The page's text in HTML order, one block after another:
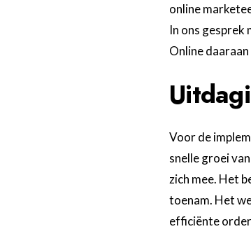
online
In ons
Online
Voor de
snelle groei
zich mee. Het
toenam. Het
efficiënte